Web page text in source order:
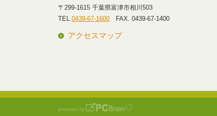
〒299-1615 千葉県富津市相川503
TEL.0439-67-1600 FAX. 0439-67-1400
アクセスマップ